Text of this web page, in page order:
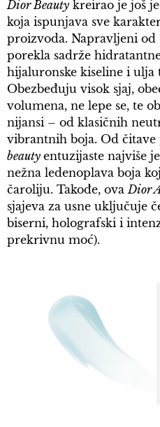
Dior Beauty kreirao je još
koja ispunjava sve
proizvoda. Napravljeni od
porekla sadrže
hijaluronske kiseline i ulja
Obezbeđuju visok sjaj,
volumena, ne lepe se, te
nijansi – od klasičnih
vibrantnih boja. Od čitave
beauty entuzijaste najviše
nežna ledenoplava boja
čaroliju. Takođe, ova Dior
sjajeva za usne uključuje
biserni, holografski i
prekrivnu moć).